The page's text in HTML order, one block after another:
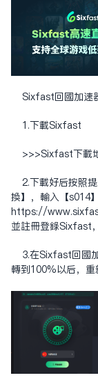
Sixfast回国加速
1.下载Sixfast
>>>Sixfast下载
2.下载好后按照
换】，输入【s014
https://
并注册登录Sixfast
3.在Sixfast回国
转到100%以后，重